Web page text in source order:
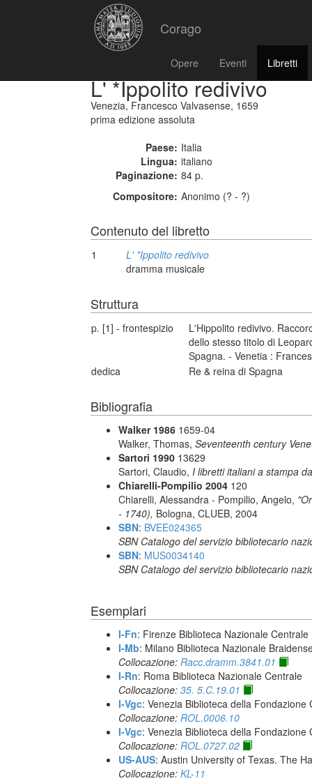
Corago
Opere Eventi Libretti
L' *Ippolito redivivo
Venezia, Francesco Valvasense, 1659
prima edizione assoluta
Paese: Italia
Lingua: italiano
Paginazione: 84 p.
Compositore: Anonimo (? - ?)
Contenuto del libretto
1
L' *Ippolito redivivo
dramma musicale
Struttura
p. [1] - frontespizio
L'Hippolito redivivo.
dello stesso titolo di
Spagna. - Venetia :
dedica
Re & reina di Spagna
Bibliografia
Walker 1986 1659-04
Walker, Thomas, Seventeenth century
Sartori 1990 13629
Sartori, Claudio, I libretti italiani a stampa
Chiarelli-Pompilio 2004 120
Chiarelli, Alessandra - Pompilio, Angelo,
- 1740), Bologna, CLUEB, 2004
SBN: BVEE024365
SBN Catalogo del servizio bibliotecario
SBN: MUS0034140
SBN Catalogo del servizio bibliotecario
Esemplari
I-Fn: Firenze Biblioteca Nazionale Centrale
I-Mb: Milano Biblioteca Nazionale
Collocazione: Racc.dramm.3841.01
I-Rn: Roma Biblioteca Nazionale Centrale
Collocazione: 35. 5.C.19.01
I-Vgc: Venezia Biblioteca della Fondazione
Collocazione: ROL.0006.10
I-Vgc: Venezia Biblioteca della Fondazione
Collocazione: ROL.0727.02
US-AUS: Austin University of Texas. The
Collocazione: KL-11